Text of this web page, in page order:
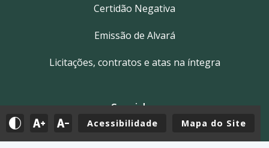
Acessibilidade Mapa do Site
Certidão Negativa
Emissão de Alvará
Licitações, contratos e atas na íntegra
Servidor